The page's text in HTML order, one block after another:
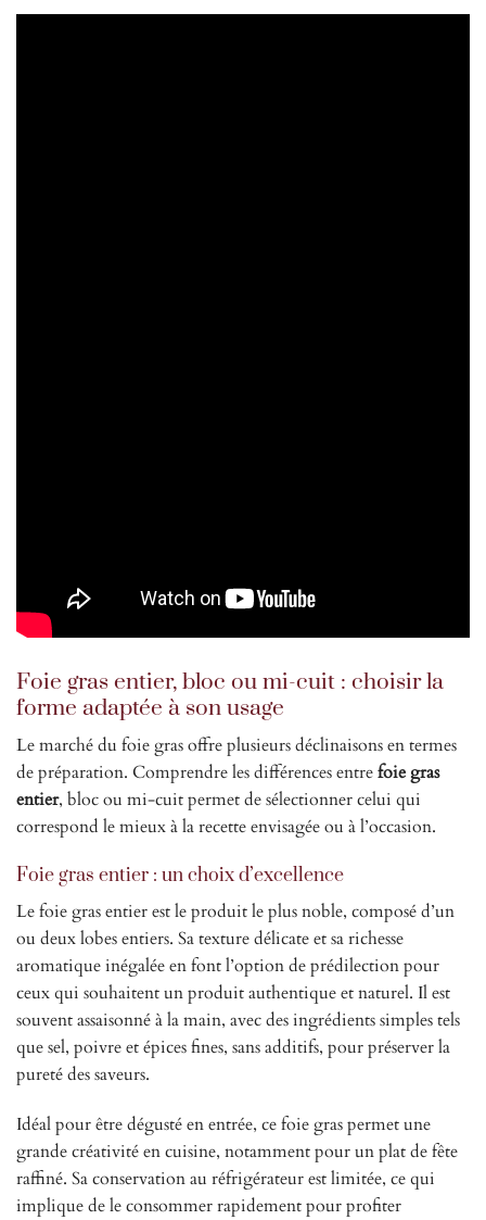
Foie gras entier, bloc ou mi-cuit : choisir la
forme adaptée à son usage
Le marché du foie gras offre plusieurs déclinaisons en termes
de préparation. Comprendre les différences entrefoie gras
entier, bloc ou mi-cuit permet de sélectionner celui qui
correspond le mieux à la recette envisagée ou à l’occasion.
Foie gras entier : un choix d’excellence
Le foie gras entier est le produit le plus noble, composé d’un
ou deux lobes entiers. Sa texture délicate et sa richesse
aromatique inégalée en font l’option de prédilection pour
ceux qui souhaitent un produit authentique et naturel. Il est
souvent assaisonné à la main, avec des ingrédients simples tels
que sel, poivre et épices fines, sans additifs, pour préserver la
pureté des saveurs.
Idéal pour être dégusté en entrée, ce foie gras permet une
grande créativité en cuisine, notamment pour un plat de fête
raffiné. Sa conservation au réfrigérateur est limitée, ce qui
implique de le consommer rapidement pour profiter